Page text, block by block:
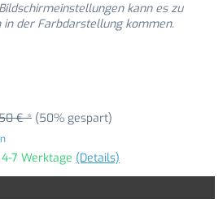
kann es zu
der Farbdarstellung kommen.
€ * (50% gespart)
7 Werktage (Details)